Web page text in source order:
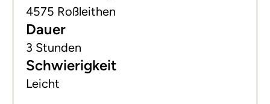
4575 Roßleithen
Dauer
3 Stunden
Schwierigkeit
Leicht